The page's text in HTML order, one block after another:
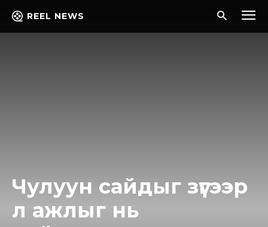
REEL NEWS
Чулуун сайдыг зүгээр
л ажлыг нь